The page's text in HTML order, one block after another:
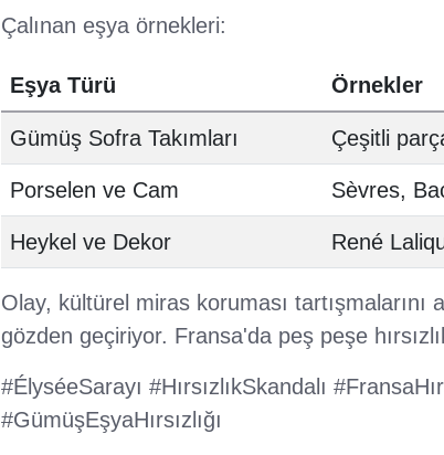
Çalınan eşya örnekleri:
Eşya Türü Örnekler
Gümüş Sofra Takımları Çeşitli
Porselen ve Cam Sèvres,
Heykel ve Dekor René
Olay, kültürel miras koruması
gözden geçiriyor. Fransa'da peş peşe
#ÉlyséeSarayı #HırsızlıkSkandalı
#GümüşEşyaHırsızlığı